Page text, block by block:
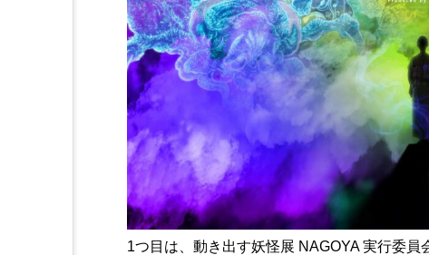
1つ目は、動き出す妖怪展 NAGOYA 実行委